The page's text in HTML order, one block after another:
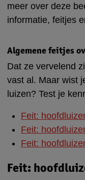
meer over deze
informatie, feitjes
Algemene feitjes
Dat ze vervelend
vast al. Maar wist
luizen? Test je
Feit:
Feit:
Feit:
Feit: